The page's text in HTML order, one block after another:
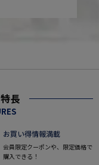
長
お買い得情報満載
会員限定クーポンや、限定価格で
購入できる！